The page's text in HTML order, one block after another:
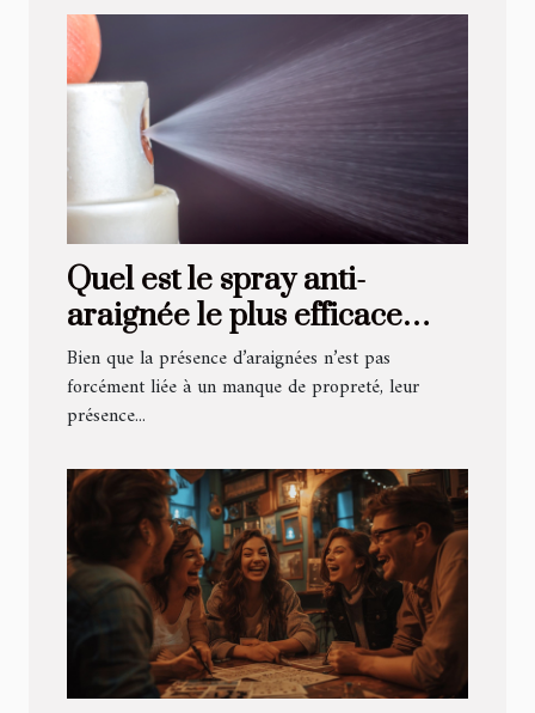
Quel est le spray anti-
araignée le plus efficace
pour sa maison ?
Bien que la présence d’araignées n’est pas
forcément liée à un manque de propreté, leur
présence...